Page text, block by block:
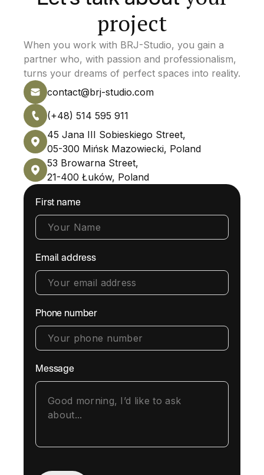
project
When you work with BRJ-Studio, you gain a
partner who, with passion and professionalism,
turns your dreams of perfect spaces into reality.
contact@brj-studio.com
(+48) 514 595 911
45 Jana III Sobieskiego Street,
05-300 Mińsk Mazowiecki, Poland
53 Browarna Street,
21-400 Łuków, Poland
First name
Email address
Phone number
Message